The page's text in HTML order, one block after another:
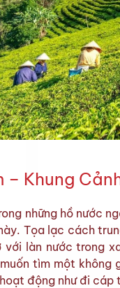
– Khung
những hồ nước
Tọa lạc cách
với làn nước trong
tìm một không
động như đi cáp